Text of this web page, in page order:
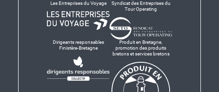
Les Entreprises du Voyage
Syndicat des Entreprises du
Tour Operating
Dirigeants responsables
Finistère-Bretagne
Produit en Bretagne,
promotion des produits
bretons et services bretons